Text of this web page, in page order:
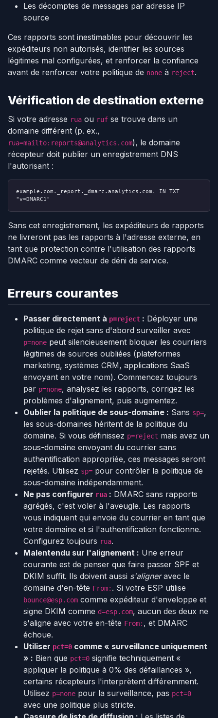
Les décomptes de messages par adresse IP
source
Ces rapports sont inestimables pour découvrir les
expéditeurs non autorisés, identifier les sources
légitimes mal configurées, et renforcer la confiance
avant de renforcer votre politique de none à reject.
Vérification de destination externe
Si votre adresse rua ou ruf se trouve dans un
domaine différent (p. ex.,
rua=mailto:reports@analytics.com), le domaine
récepteur doit publier un enregistrement DNS
l'autorisant :
example.com._report._dmarc.analytics.com. IN TXT
"v=DMARC1"
Sans cet enregistrement, les expéditeurs de rapports
ne livreront pas les rapports à l'adresse externe, en
tant que protection contre l'utilisation des rapports
DMARC comme vecteur de déni de service.
Erreurs courantes
Passer directement à p=reject : Déployer une
politique de rejet sans d'abord surveiller avec
p=none peut silencieusement bloquer les courriers
légitimes de sources oubliées (plateformes
marketing, systèmes CRM, applications SaaS
envoyant en votre nom). Commencez toujours
par p=none, analysez les rapports, corrigez les
problèmes d'alignement, puis augmentez.
Oublier la politique de sous-domaine : Sans sp=,
les sous-domaines héritent de la politique du
domaine. Si vous définissez p=reject mais avez un
sous-domaine envoyant du courrier sans
authentification appropriée, ces messages seront
rejetés. Utilisez sp= pour contrôler la politique de
sous-domaine indépendamment.
Ne pas configurer rua : DMARC sans rapports
agrégés, c'est voler à l'aveugle. Les rapports
vous indiquent qui envoie du courrier en tant que
votre domaine et si l'authentification fonctionne.
Configurez toujours rua.
Malentendu sur l'alignement : Une erreur
courante est de penser que faire passer SPF et
DKIM suffit. Ils doivent aussi s'aligneravec le
domaine d'en-tête From: . Si votre ESP utilise
bounce@esp.com comme expéditeur d'enveloppe et
signe DKIM comme d=esp.com, aucun des deux ne
s'aligne avec votre en-tête From: , et DMARC
échoue.
Utiliser pct=0 comme « surveillance uniquement
» : Bien que pct=0 signifie techniquement «
appliquer la politique à 0% des défaillances »,
certains récepteurs l'interprètent différemment.
Utilisez p=none pour la surveillance, pas pct=0
avec une politique plus stricte.